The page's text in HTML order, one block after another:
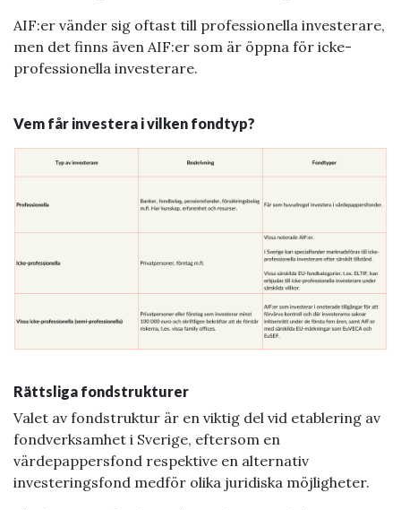
AIF:er vänder sig oftast till professionella investerare,
men det finns även AIF:er som är öppna för icke-
professionella investerare.
Vem får investera i vilken fondtyp?
Rättsliga fondstrukturer
Valet av fondstruktur är en viktig del vid etablering av
fondverksamhet i Sverige, eftersom en
värdepappersfond respektive en alternativ
investeringsfond medför olika juridiska möjligheter.